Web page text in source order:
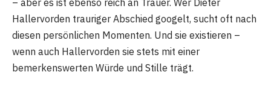
– aber es ist ebenso reich an Trauer. Wer Dieter
Hallervorden trauriger Abschied googelt, sucht oft nach
diesen persönlichen Momenten. Und sie existieren –
wenn auch Hallervorden sie stets mit einer
bemerkenswerten Würde und Stille trägt.